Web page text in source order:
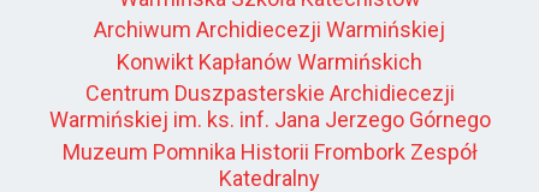
Archiwum Archidiecezji Warmińskiej
Konwikt Kapłanów Warmińskich
Centrum Duszpasterskie Archidiecezji
Warmińskiej im. ks. inf. Jana Jerzego Górnego
Muzeum Pomnika Historii Frombork Zespół
Katedralny